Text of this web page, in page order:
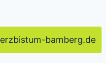
erzbistum-bamberg.de